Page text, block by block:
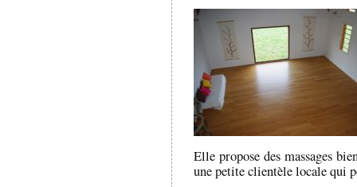
Elle propose des massages
une petite clientèle locale qui